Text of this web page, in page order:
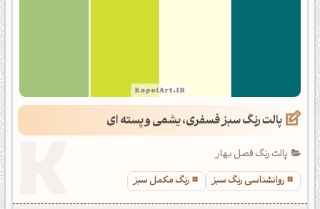
پالت رنگ سبز فسفری، یشمی و پسته ای
پالت رنگ فصل بهار
روانشناسی رنگ سبز
رنگ مکمل سبز